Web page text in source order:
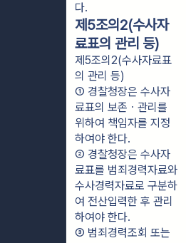
다.
제5조의2(수사자
료표의 관리 등)
제5조의2(수사자료표
의 관리 등)
① 경찰청장은 수사자
료표의 보존ㆍ관리를
위하여 책임자를 지정
하여야 한다.
② 경찰청장은 수사자
료표를 범죄경력자료와
수사경력자료로 구분하
여 전산입력한 후 관리
하여야 한다.
③ 범죄경력조회 또는